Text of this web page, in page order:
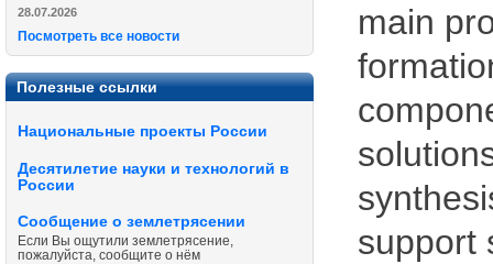
28.07.2026
Посмотреть все новости
Полезные ссылки
Национальные проекты России
Десятилетие науки и технологий в
России
Сообщение о землетрясении
Если Вы ощутили землетрясение,
пожалуйста, сообщите о нём
main
support